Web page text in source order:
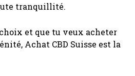
tranquillité.
et que tu veux acheter
Achat CBD Suisse est la